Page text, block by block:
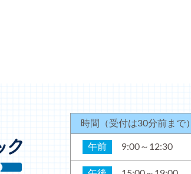
時間 （受付は30分前まで）
午前 9:00～12:30